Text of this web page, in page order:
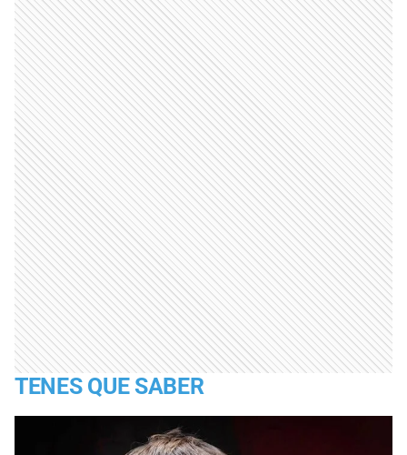
TENES QUE SABER